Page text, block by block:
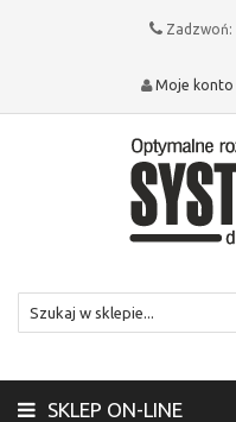
Zadzwoń:
Moje konto
SKLEP ON-LINE